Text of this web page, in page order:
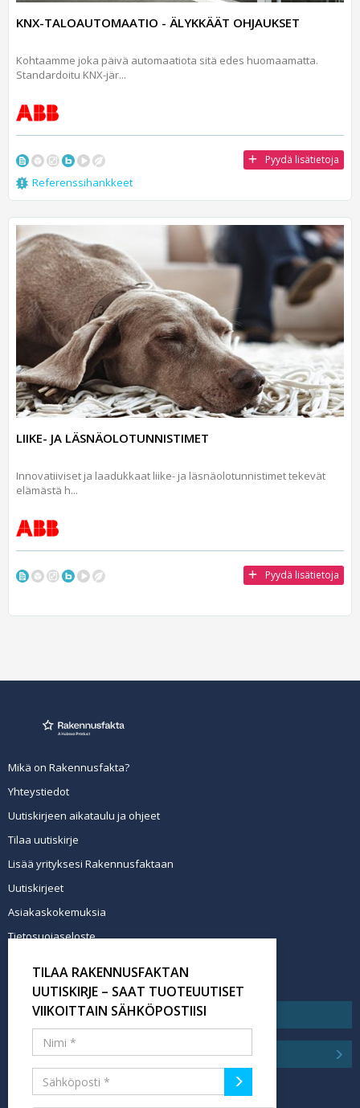
KNX-TALOAUTOMAATIO - ÄLYKKÄÄT OHJAUKSET
Kohtaamme joka päivä automaatiota sitä edes huomaamatta.
Standardoitu KNX-jär...
Pyydä lisätietoja
Referenssihankkeet
LIIKE- JA LÄSNÄOLOTUNNISTIMET
Innovatiiviset ja laadukkaat liike- ja läsnäolotunnistimet tekevät
elämästä h...
Pyydä lisätietoja
Mikä on Rakennusfakta?
Yhteystiedot
Uutiskirjeen aikataulu ja ohjeet
Tilaa uutiskirje
Lisää yrityksesi Rakennusfaktaan
Uutiskirjeet
Asiakaskokemuksia
Tietosuojaseloste
Tilaa uutiskirje
TILAA RAKENNUSFAKTAN
UUTISKIRJE – SAAT TUOTEUUTISET
VIIKOITTAIN SÄHKÖPOSTIISI